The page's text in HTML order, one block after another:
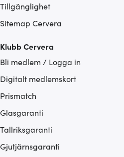
Tillgänglighet
Sitemap Cervera
Klubb Cervera
Bli medlem / Logga in
Digitalt medlemskort
Prismatch
Glasgaranti
Tallriksgaranti
Gjutjärnsgaranti